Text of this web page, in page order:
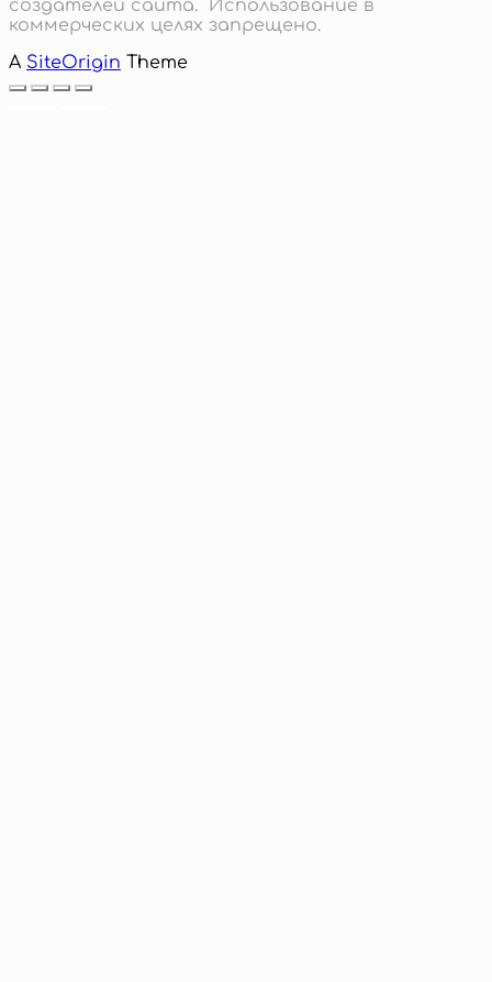
создателей сайта. Использование в
коммерческих целях запрещено.
A SiteOrigin Theme